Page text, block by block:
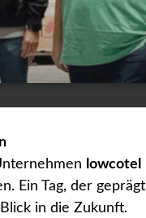
lowcotel
Ein Tag, der geprägt
in die Zukunft.